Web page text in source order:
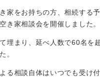
家をお持ちの方、相続する
き家相談会を開催しました。
埋まり、延べ人数で60名を
。
る相談自体はいつでも受け